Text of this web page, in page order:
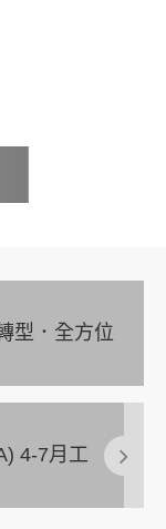
型．全方位
4-7月工